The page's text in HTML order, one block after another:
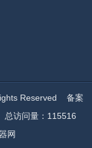
Reserved 备案
访问量：115516
网